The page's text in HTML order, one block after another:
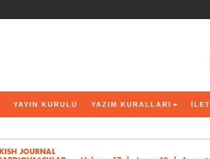
YAYIN KURULU YAZIM KURALLARI